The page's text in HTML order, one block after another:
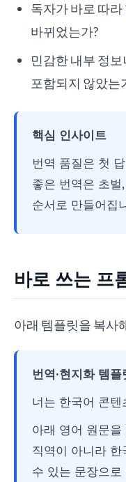
독자가 바로 따라
바뀌었는가?
민감한 내부 정
포함되지 않았는
핵심 인사이트
번역 품질은 첫
좋은 번역은 초
순서로 만들어집
바로 쓰는 프
아래 템플릿을 복사
번역·현지화 템플
너는 한국어 콘
아래 영어 원문
직역이 아니라
수 있는 문장으로